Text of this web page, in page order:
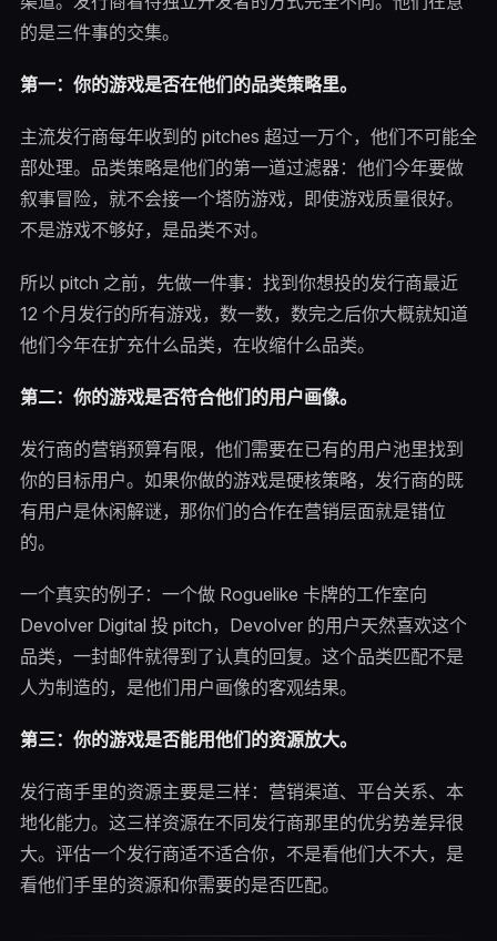
的是三件事的交集。
第一：你的游戏是否在他们的品类策略里。
主流发行商每年收到的 pitches 超过一万个，他们不可能全
部处理。品类策略是他们的第一道过滤器：他们今年要做
叙事冒险，就不会接一个塔防游戏，即使游戏质量很好。
不是游戏不够好，是品类不对。
所以 pitch 之前，先做一件事：找到你想投的发行商最近
12 个月发行的所有游戏，数一数，数完之后你大概就知道
他们今年在扩充什么品类，在收缩什么品类。
第二：你的游戏是否符合他们的用户画像。
发行商的营销预算有限，他们需要在已有的用户池里找到
你的目标用户。如果你做的游戏是硬核策略，发行商的既
有用户是休闲解谜，那你们的合作在营销层面就是错位
的。
一个真实的例子：一个做 Roguelike 卡牌的工作室向
Devolver Digital 投 pitch，Devolver 的用户天然喜欢这个
品类，一封邮件就得到了认真的回复。这个品类匹配不是
人为制造的，是他们用户画像的客观结果。
第三：你的游戏是否能用他们的资源放大。
发行商手里的资源主要是三样：营销渠道、平台关系、本
地化能力。这三样资源在不同发行商那里的优劣势差异很
大。评估一个发行商适不适合你，不是看他们大不大，是
看他们手里的资源和你需要的是否匹配。